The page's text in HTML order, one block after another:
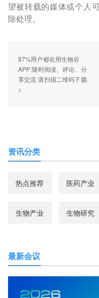
望被转载的媒体或个人
除处理。
87%用户都在用生物谷
APP 随时阅读、评论、分
享交流 请扫描二维码下载-
>
资讯分类
热点推荐 医药产业
生物产业 生物研究
最新会议